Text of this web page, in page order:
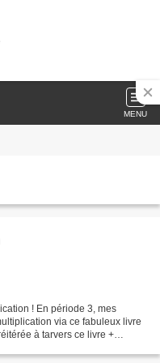
MENU
! En période 3, mes
via ce fabuleux livre
à tarvers ce livre +